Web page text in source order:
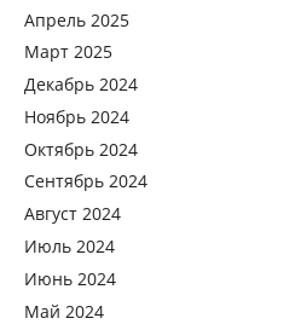
Апрель 2025
Март 2025
Декабрь 2024
Ноябрь 2024
Октябрь 2024
Сентябрь 2024
Август 2024
Июль 2024
Июнь 2024
Май 2024